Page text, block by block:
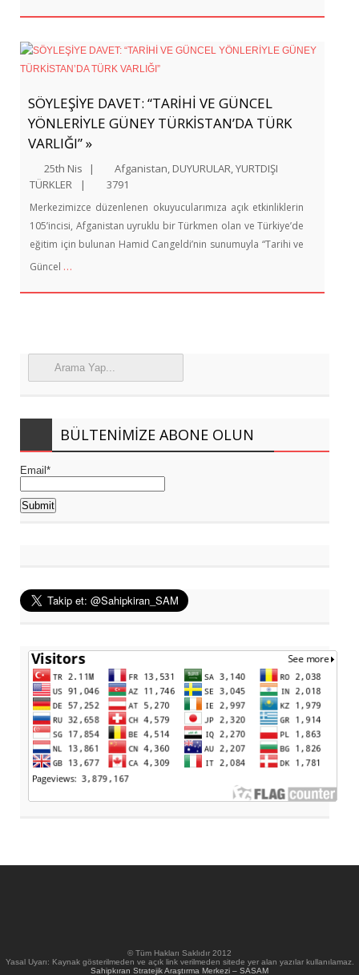
SÖYLEŞİYE DAVET: “TARİHİ VE GÜNCEL
YÖNLERİYLE GÜNEY TÜRKİSTAN’DA TÜRK
VARLIĞI” »
25th Nis | Afganistan, DUYURULAR,YURTDIŞI
TÜRKLER
| 3791
Merkezimizce düzenlenen okuyucularımıza açık etkinliklerin
105’incisi, Afganistan uyruklu bir Türkmen olan ve Türkiye’de
eğitim için bulunan Hamid Cangeldi’nin sunumuyla “Tarihi ve
Güncel …
BÜLTENIMIZE ABONE OLUN
Email*
© Tüm Hakları Saklıdır 2012
Yasal Uyarı: Kaynak gösterilmeden ve açık link verilmeden sitede yer alan yazılar kullanılamaz.
Sahipkıran Stratejik Araştırma Merkezi – SASAM